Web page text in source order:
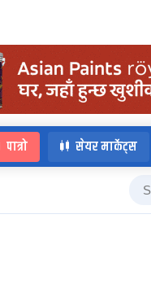
पात्रो सेयर मार्केट्स